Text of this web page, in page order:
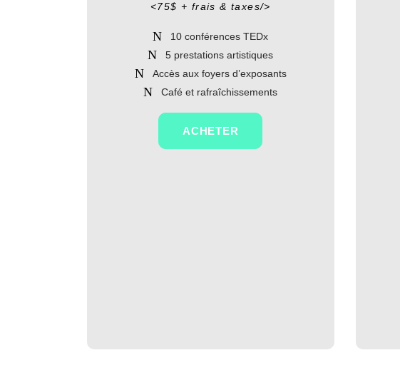
<75$ + frais & taxes/>
10 conférences TEDx
5 prestations artistiques
Accès aux foyers d’exposants
Café et rafraîchissements
ACHETER